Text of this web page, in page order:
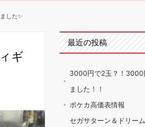
した✨
ギ
最近の投稿
3000円で2玉？！3000
ました！！
ポケカ高価表情報
セガサターン＆ドリ